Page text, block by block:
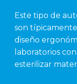
Este tipo de
son
diseño
laboratorios
esterilizar